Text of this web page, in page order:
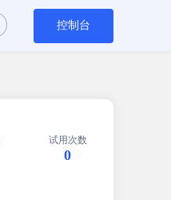
控制台
试用次数
0